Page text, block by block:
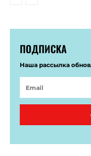
ПОДПИСКА
Наша рассылка